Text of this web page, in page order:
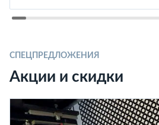
СПЕЦПРЕДЛОЖЕНИЯ
Акции и скидки